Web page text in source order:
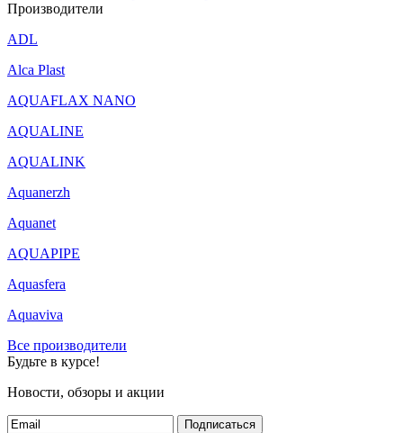
Производители
ADL
Alca Plast
AQUAFLAX NANO
AQUALINE
AQUALINK
Aquanerzh
Aquanet
AQUAPIPE
Aquasfera
Aquaviva
Все производители
Будьте в курсе!
Новости, обзоры и акции
Подписаться